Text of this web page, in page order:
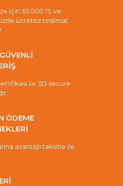
için 35.000 TL ve
ücretsiz teslimat
ile 3D secure
ÖDEME
avantajlı taksitle ile